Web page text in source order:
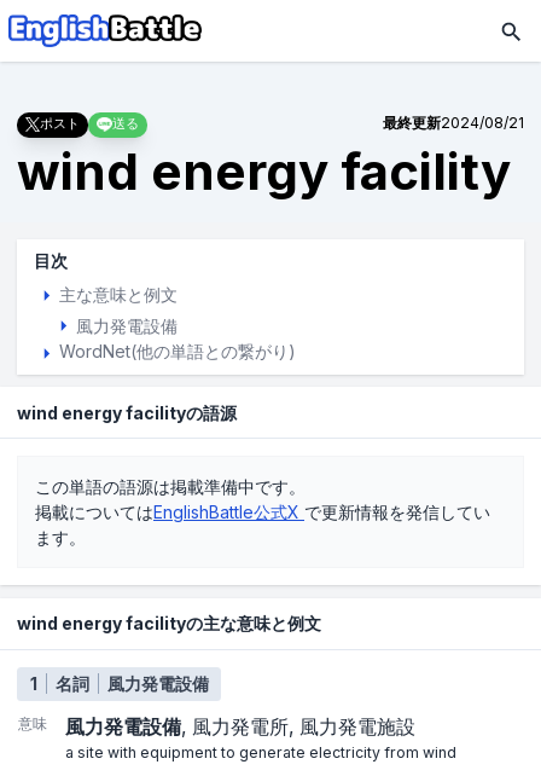
ポスト 送る 最終更新2024/08/21
wind energy facility
目次
主な意味と例文
風力発電設備
WordNet(他の単語との繋がり)
wind energy facilityの語源
この単語の語源は掲載準備中です。
掲載についてはEnglishBattle公式X で更新情報を発信してい
ます。
wind energy facilityの主な意味と例文
1 名詞 風力発電設備
意味 風力発電設備 風力発電所 風力発電施設
a site with equipment to generate electricity from wind